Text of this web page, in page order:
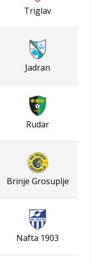
Triglav
Jadran
Rudar
Brinje Grosuplje
Nafta 1903